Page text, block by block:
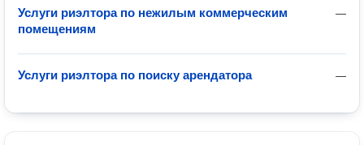
—
Услуги риэлтора по нежилым коммерческим
помещениям
—
Услуги риэлтора по поиску арендатора